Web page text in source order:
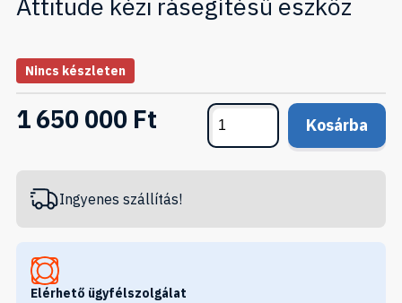
Nincs készleten
1 650 000 Ft Kosárba
Ingyenes szállítás!
Elérhető ügyfélszolgálat